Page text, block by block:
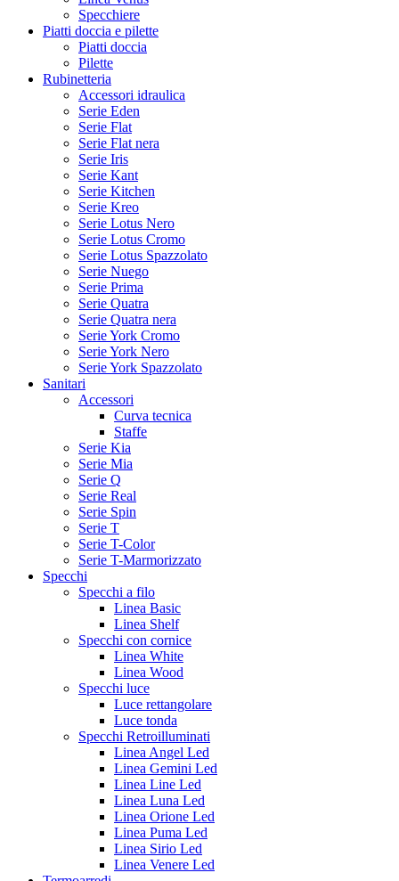
Specchiere
Piatti doccia e pilette
Piatti doccia
Pilette
Rubinetteria
Accessori idraulica
Serie Eden
Serie Flat
Serie Flat nera
Serie Iris
Serie Kant
Serie Kitchen
Serie Kreo
Serie Lotus Nero
Serie Lotus Cromo
Serie Lotus Spazzolato
Serie Nuego
Serie Prima
Serie Quatra
Serie Quatra nera
Serie York Cromo
Serie York Nero
Serie York Spazzolato
Sanitari
Accessori
Curva tecnica
Staffe
Serie Kia
Serie Mia
Serie Q
Serie Real
Serie Spin
Serie T
Serie T-Color
Serie T-Marmorizzato
Specchi
Specchi a filo
Linea Basic
Linea Shelf
Specchi con cornice
Linea White
Linea Wood
Specchi luce
Luce rettangolare
Luce tonda
Specchi Retroilluminati
Linea Angel Led
Linea Gemini Led
Linea Line Led
Linea Luna Led
Linea Orione Led
Linea Puma Led
Linea Sirio Led
Linea Venere Led